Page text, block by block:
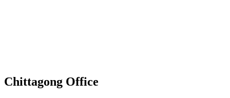
Chittagong Office